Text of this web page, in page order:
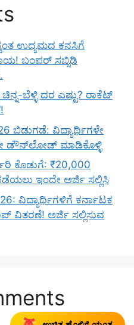
ಉದ್ಯಮದ ಕನಸಿಗೆ
ಬಂಪರ್ ಸಬ್ಸಿಡಿ
ಬೆಳ್ಳಿ ದರ ಎಷ್ಟು? ರಾಕೆಟ್
ಬಿಡುಗಡೆ: ವಿದ್ಯಾರ್ಥಿಗಳೇ
ಡೌನ್‌ಲೋಡ್ ಮಾಡಿಕೊಳ್ಳಿ
ಕೊಡುಗೆ: ₹20,000
ಇಂದೇ ಅರ್ಜಿ ಸಲ್ಲಿಸಿ
ವಿದ್ಯಾರ್ಥಿಗಳಿಗೆ ಕರ್ನಾಟಕ
ವಿತರಣೆ! ಅರ್ಜಿ ಸಲ್ಲಿಸುವ